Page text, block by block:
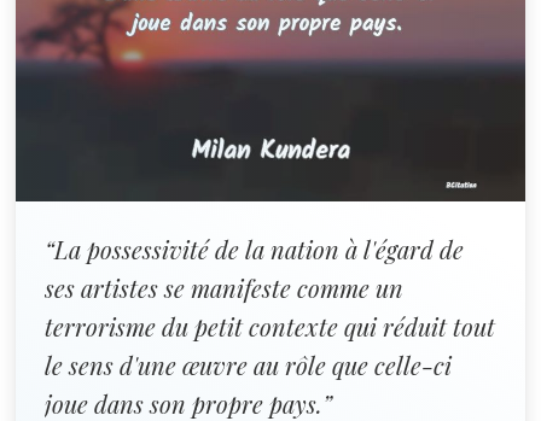
“La possessivité de la nation à l'égard de
ses artistes se manifeste comme un
terrorisme du petit contexte qui réduit tout
le sens d'une œuvre au rôle que celle-ci
joue dans son propre pays.”